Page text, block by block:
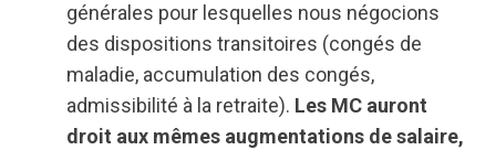
générales pour lesquelles nous négocions
des dispositions transitoires (congés de
maladie, accumulation des congés,
admissibilité à la retraite). Les MC auront
droit aux mêmes augmentations de salaire,